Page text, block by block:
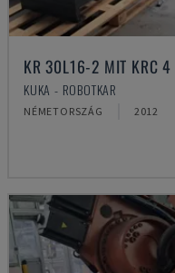
KR 30L16-2 MIT KRC 4
KUKA - ROBOTKAR
NÉMETORSZÁG 2012